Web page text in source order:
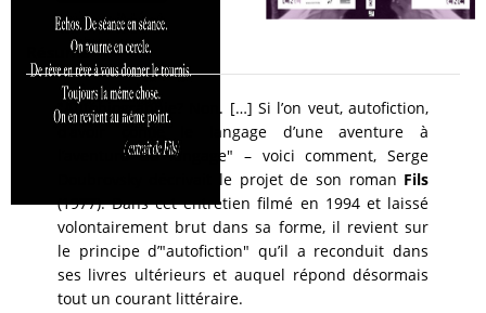
Résumé
"Autobiographie? Non. […] Si l’on veut, autofiction,
d’avoir confié le langage d’une aventure à
l’aventure du langage" – voici comment, Serge
Doubrovsky décrivait le projet de son roman Fils
(1977). Dans cet entretien filmé en 1994 et laissé
volontairement brut dans sa forme, il revient sur
le principe d’"autofiction" qu’il a reconduit dans
ses livres ultérieurs et auquel répond désormais
tout un courant littéraire.